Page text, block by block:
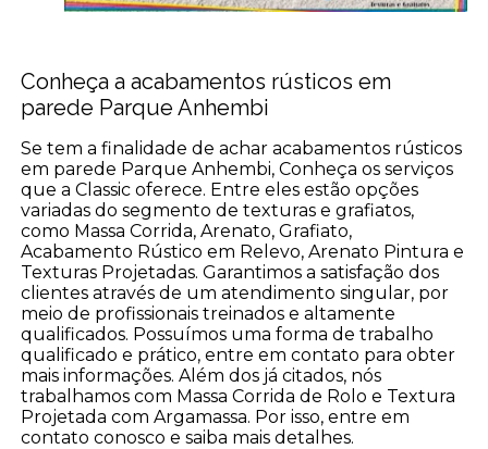
Conheça a acabamentos rústicos em
parede Parque Anhembi
Se tem a finalidade de achar acabamentos rústicos
em parede Parque Anhembi, Conheça os serviços
que a Classic oferece. Entre eles estão opções
variadas do segmento de texturas e grafiatos,
como Massa Corrida, Arenato, Grafiato,
Acabamento Rústico em Relevo, Arenato Pintura e
Texturas Projetadas. Garantimos a satisfação dos
clientes através de um atendimento singular, por
meio de profissionais treinados e altamente
qualificados. Possuímos uma forma de trabalho
qualificado e prático, entre em contato para obter
mais informações. Além dos já citados, nós
trabalhamos com Massa Corrida de Rolo e Textura
Projetada com Argamassa. Por isso, entre em
contato conosco e saiba mais detalhes.